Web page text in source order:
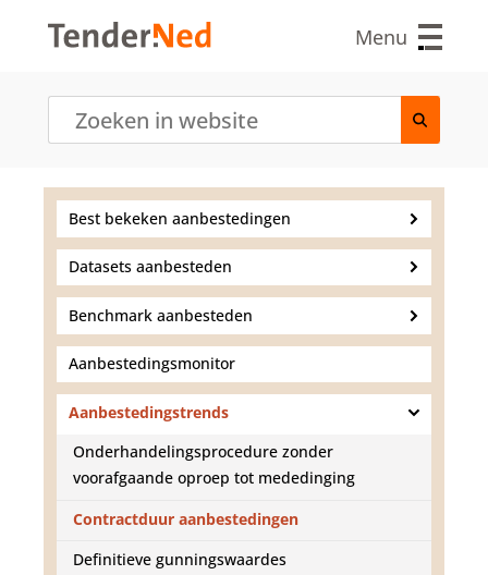
Menu
Best bekeken aanbestedingen
Datasets aanbesteden
Benchmark aanbesteden
Aanbestedingsmonitor
Aanbestedingstrends
Onderhandelingsprocedure zonder
voorafgaande oproep tot mededinging
Contractduur aanbestedingen
Definitieve gunningswaardes